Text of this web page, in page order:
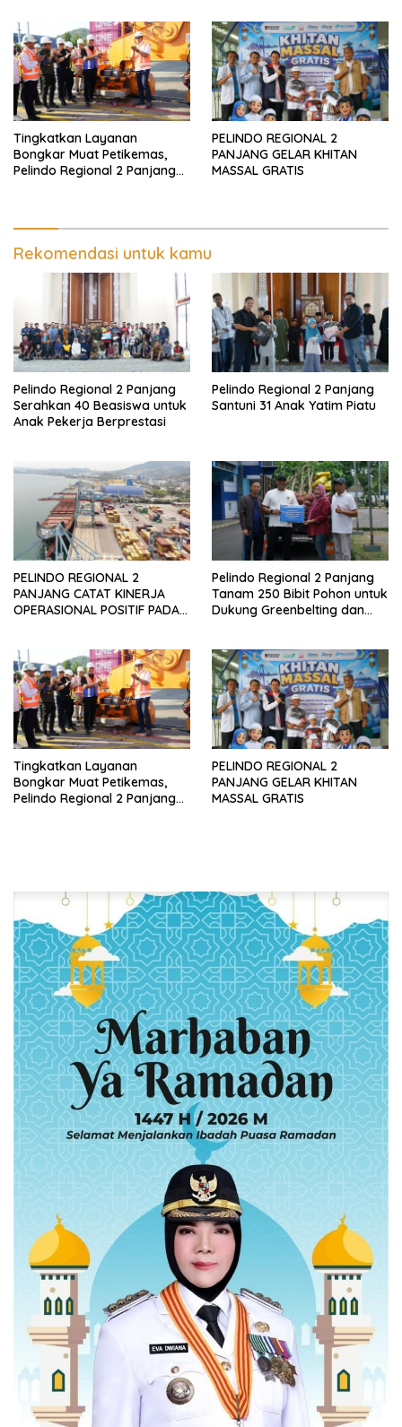
Tingkatkan Layanan
Bongkar Muat Petikemas,
Pelindo Regional 2 Panjang
PELINDO REGIONAL 2
PANJANG GELAR KHITAN
MASSAL GRATIS
Rekomendasi untuk kamu
Pelindo Regional 2 Panjang
Serahkan 40 Beasiswa untuk
Anak Pekerja Berprestasi
Pelindo Regional 2 Panjang
Santuni 31 Anak Yatim Piatu
PELINDO REGIONAL 2
PANJANG CATAT KINERJA
OPERASIONAL POSITIF PADA
Pelindo Regional 2 Panjang
Tanam 250 Bibit Pohon untuk
Dukung Greenbelting dan
Tingkatkan Layanan
Bongkar Muat Petikemas,
Pelindo Regional 2 Panjang
PELINDO REGIONAL 2
PANJANG GELAR KHITAN
MASSAL GRATIS